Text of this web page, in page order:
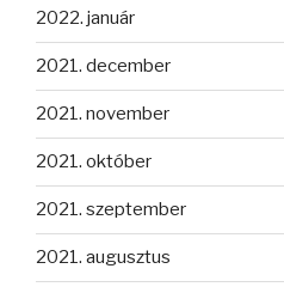
2022. január
2021. december
2021. november
2021. október
2021. szeptember
2021. augusztus